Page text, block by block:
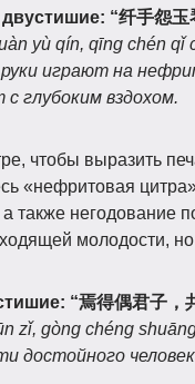
“纤手怨玉
yù qín, qīng chén qǐ
играют на
глубоким вздохом.
чтобы выразить
«нефритовая
также негодование
молодости,
“焉得偶君子，
zǐ, gòng chéng
достойного